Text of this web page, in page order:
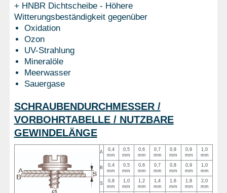
+ HNBR Dichtscheibe - Höhere
Witterungsbeständigkeit gegenüber
Oxidation
Ozon
UV-Strahlung
Mineralöle
Meerwasser
Sauergase
SCHRAUBENDURCHMESSER /
VORBOHRTABELLE / NUTZBARE
GEWINDELÄNGE
A
0,4
mm
0,5
mm
0,6
mm
0,7
mm
0,8
mm
0,9
mm
1,0
mm
B
0,4
mm
0,5
mm
0,6
mm
0,7
mm
0,8
mm
0,9
mm
1,0
mm
S
0,8
mm
1,0
mm
1,2
mm
1,4
mm
1,6
mm
1,8
mm
2,0
mm